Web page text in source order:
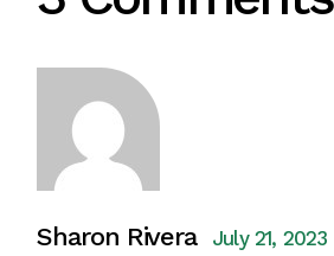
Sharon Rivera July 21, 2023